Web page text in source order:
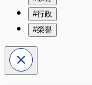
#行政
#榮譽